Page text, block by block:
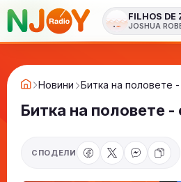
FILHOS DE
JOSHUA
Новини Битка на половете
Битка на половете -
СПОДЕЛИ